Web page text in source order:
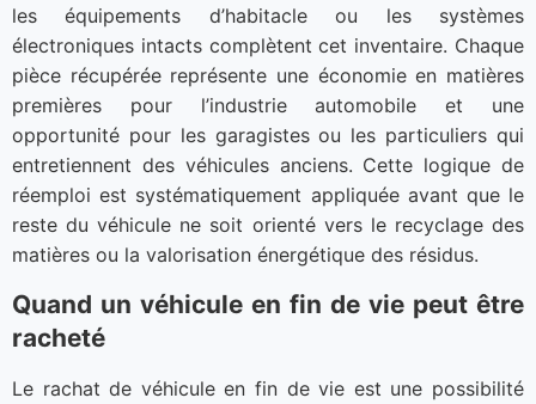
les équipements d’habitacle ou les systèmes
électroniques intacts complètent cet inventaire. Chaque
pièce récupérée représente une économie en matières
premières pour l’industrie automobile et une
opportunité pour les garagistes ou les particuliers qui
entretiennent des véhicules anciens. Cette logique de
réemploi est systématiquement appliquée avant que le
reste du véhicule ne soit orienté vers le recyclage des
matières ou la valorisation énergétique des résidus.
Quand un véhicule en fin de vie peut être
racheté
Le rachat de véhicule en fin de vie est une possibilité